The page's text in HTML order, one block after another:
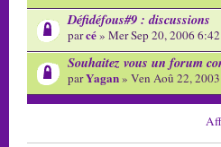
Défidéfous#9 : discussions
parcé» Mer Sep 20, 2006
Souhaitez vous un forum
parYagan» Ven Aoû 22,